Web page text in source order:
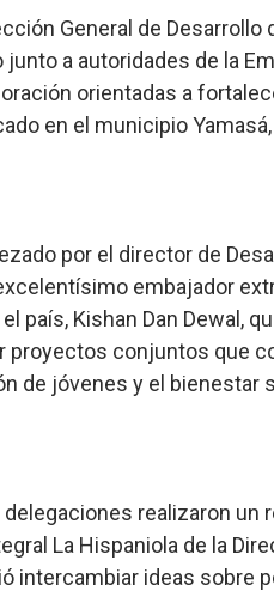
a los que se forman como
“Compromiso
de la prensa y Obispado de
Cultura anuncia ganadores
sindicales de las
General de
a autoridades de la
orientadas a
en el municipio
por el director de
embajador
país, Kishan Dan Dewal,
proyectos conjuntos que
de jóvenes y el bienestar
realizaron un
La Hispaniola de la
intercambiar ideas sobre